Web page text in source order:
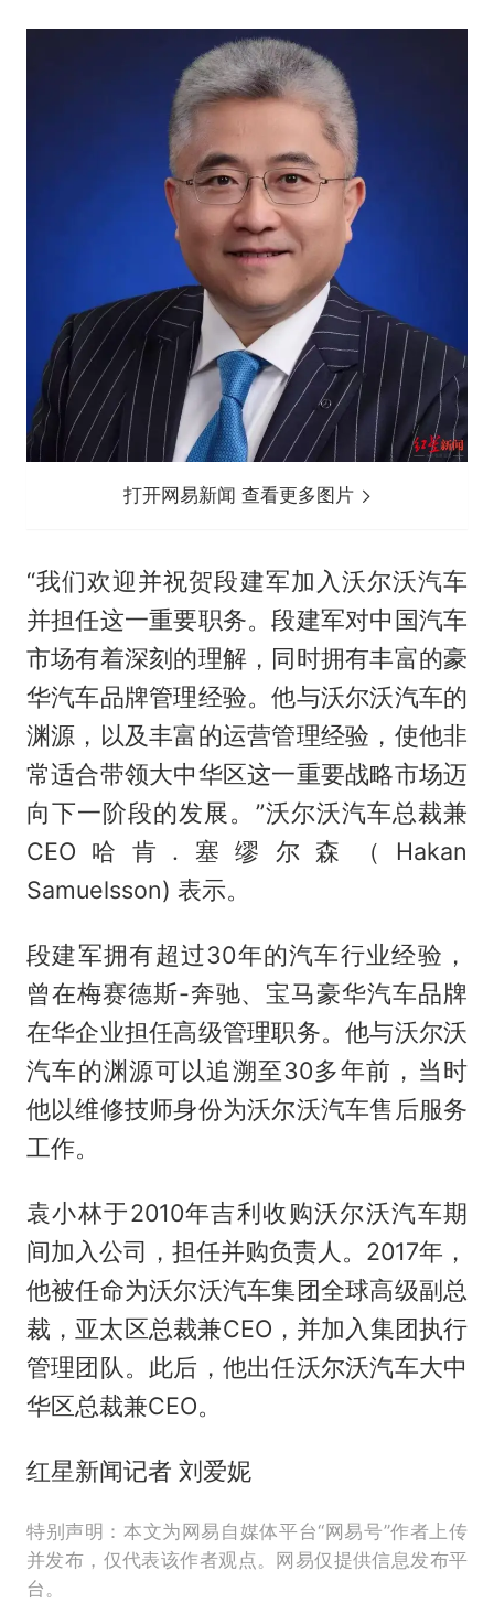
打开网易新闻 查看更多图片
“我们欢迎并祝贺段建军加入沃尔沃汽车
并担任这一重要职务。段建军对中国汽车
市场有着深刻的理解，同时拥有丰富的豪
华汽车品牌管理经验。他与沃尔沃汽车的
渊源，以及丰富的运营管理经验，使他非
常适合带领大中华区这一重要战略市场迈
向下一阶段的发展。”沃尔沃汽车总裁兼
CEO哈肯.塞缪尔森（Hakan
Samuelsson) 表示。
段建军拥有超过30年的汽车行业经验，
曾在梅赛德斯-奔驰、宝马豪华汽车品牌
在华企业担任高级管理职务。他与沃尔沃
汽车的渊源可以追溯至30多年前，当时
他以维修技师身份为沃尔沃汽车售后服务
工作。
袁小林于2010年吉利收购沃尔沃汽车期
间加入公司，担任并购负责人。2017年，
他被任命为沃尔沃汽车集团全球高级副总
裁，亚太区总裁兼CEO，并加入集团执行
管理团队。此后，他出任沃尔沃汽车大中
华区总裁兼CEO。
红星新闻记者 刘爱妮
特别声明：本文为网易自媒体平台“网易号”作者上传
并发布，仅代表该作者观点。网易仅提供信息发布平
台。